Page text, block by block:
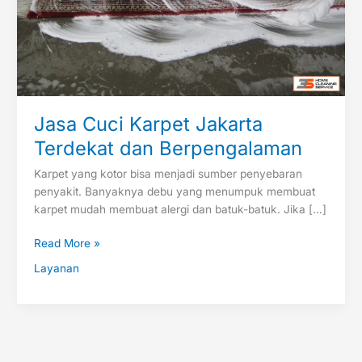
Jasa Cuci Karpet Jakarta
Terdekat dan Berpengalaman
Karpet yang kotor bisa menjadi sumber penyebaran
penyakit. Banyaknya debu yang menumpuk membuat
karpet mudah membuat alergi dan batuk-batuk. Jika […]
Read More »
Layanan